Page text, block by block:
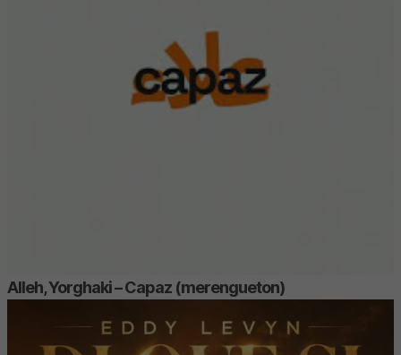
Alleh, Yorghaki – Capaz (merengueton)